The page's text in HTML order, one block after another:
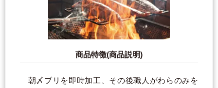
商品特徴(商品説明)
朝〆ブリを即時加工、その後職人がわらのみを